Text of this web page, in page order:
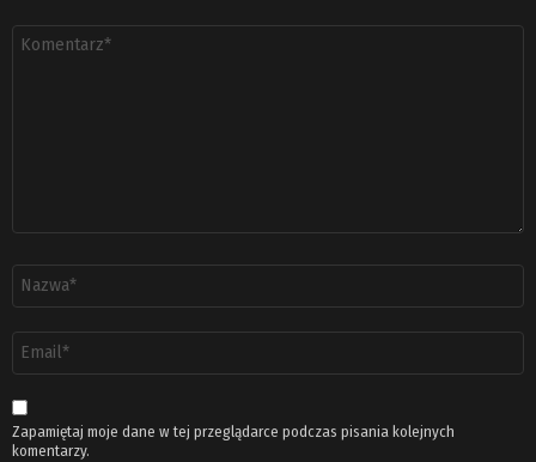
email
*
Zapamiętaj moje dane w tej przeglądarce podczas pisania kolejnych
komentarzy.